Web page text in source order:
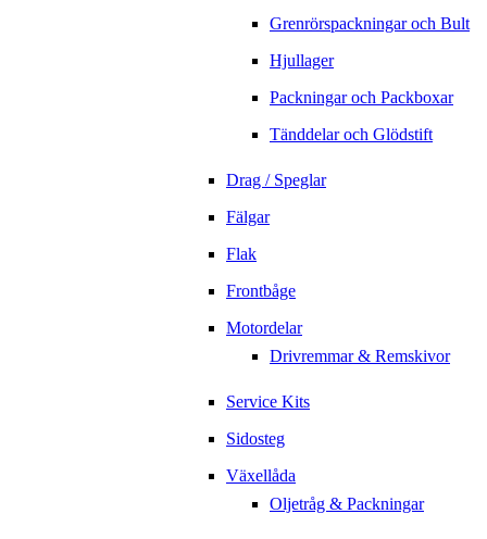
Grenrörspackningar och Bult
Hjullager
Packningar och Packboxar
Tänddelar och Glödstift
Drag / Speglar
Fälgar
Flak
Frontbåge
Motordelar
Drivremmar & Remskivor
Service Kits
Sidosteg
Växellåda
Oljetråg & Packningar